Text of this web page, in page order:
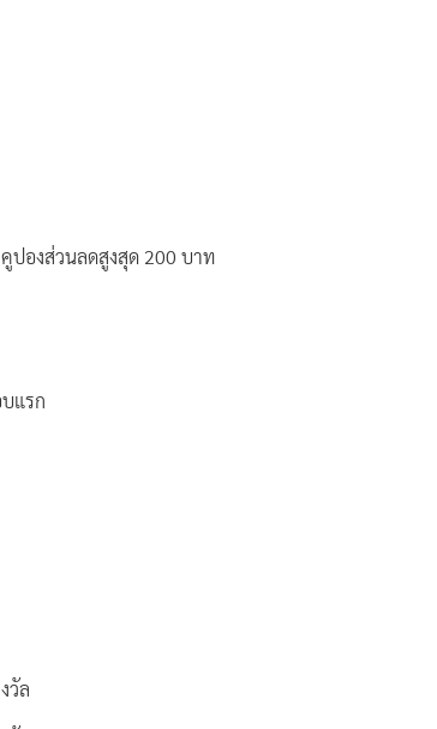
ปองส่วนลดสูงสุด 200 บาท
แรก
วัล